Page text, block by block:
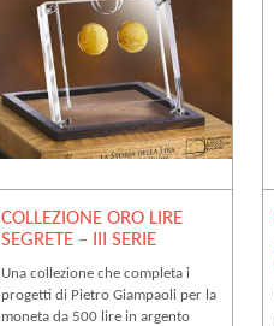
COLLEZIONE ORO LIRE
SEGRETE – III SERIE
Una collezione che completa i
progetti di Pietro Giampaoli per la
moneta da 500 lire in argento